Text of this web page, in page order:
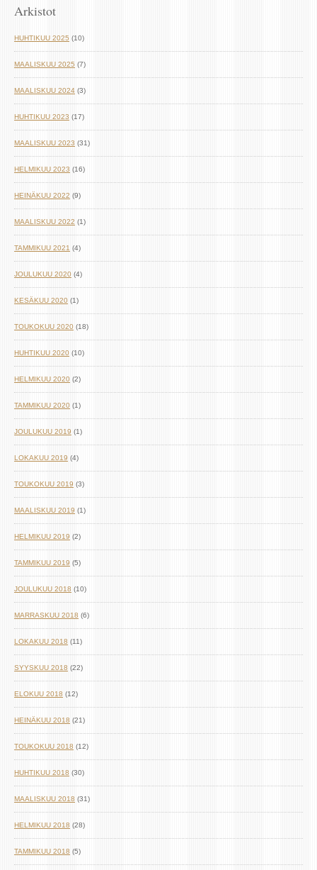
Arkistot
HUHTIKUU 2025 (10)
MAALISKUU 2025 (7)
MAALISKUU 2024 (3)
HUHTIKUU 2023 (17)
MAALISKUU 2023 (31)
HELMIKUU 2023 (16)
HEINÄKUU 2022 (9)
MAALISKUU 2022 (1)
TAMMIKUU 2021 (4)
JOULUKUU 2020 (4)
KESÄKUU 2020 (1)
TOUKOKUU 2020 (18)
HUHTIKUU 2020 (10)
HELMIKUU 2020 (2)
TAMMIKUU 2020 (1)
JOULUKUU 2019 (1)
LOKAKUU 2019 (4)
TOUKOKUU 2019 (3)
MAALISKUU 2019 (1)
HELMIKUU 2019 (2)
TAMMIKUU 2019 (5)
JOULUKUU 2018 (10)
MARRASKUU 2018 (6)
LOKAKUU 2018 (11)
SYYSKUU 2018 (22)
ELOKUU 2018 (12)
HEINÄKUU 2018 (21)
TOUKOKUU 2018 (12)
HUHTIKUU 2018 (30)
MAALISKUU 2018 (31)
HELMIKUU 2018 (28)
TAMMIKUU 2018 (5)